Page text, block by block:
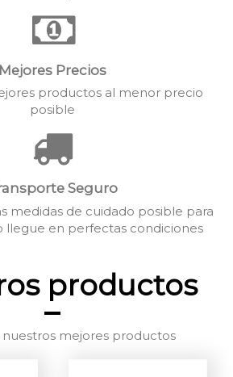
Mejores Precios
productos al menor precio
posible
Seguro
medidas de cuidado posible para
en perfectas condiciones
productos
mejores productos